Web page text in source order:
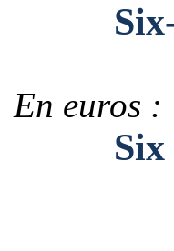
Six-
En euros :
Six